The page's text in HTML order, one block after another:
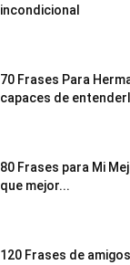
incondicional
70 Frases Para
capaces de
80 Frases para Mi
que mejor...
120 Frases de